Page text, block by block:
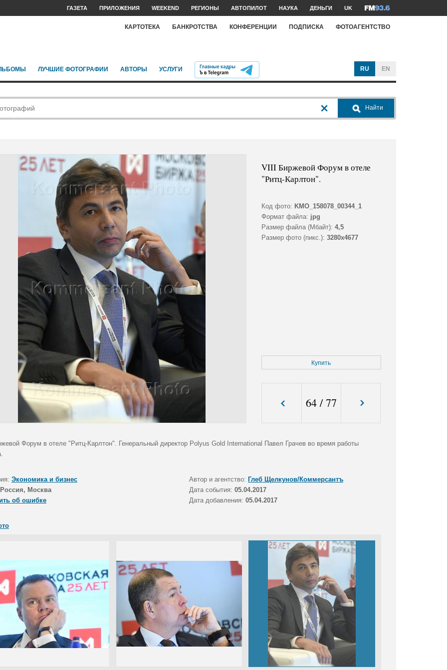
ГАЗЕТА ПРИЛОЖЕНИЯ WEEKEND РЕГИОНЫ АВТОПИЛОТ НАУКА ДЕНЬГИ UK
КАРТОТЕКА БАНКРОТСТВА КОНФЕРЕНЦИИ ПОДПИСКА ФОТОАГЕНТСТВО
ЛУЧШИЕ ФОТОГРАФИИ АВТОРЫ УСЛУГИ RU EN
Найти
VIII Биржевой Форум в отеле
"Ритц-Карлтон".
Код фото: KMO_158078_00344_1
Формат файла: jpg
Размер файла (Мбайт): 4,5
Размер фото (пикс.): 3280x4677
Купить
64/77
Форум в отеле "Ритц-Карлтон". Генеральный директор Polyus Gold International Павел Грачев во время работы
Экономика и бизнес Автор и агентство: Глеб Щелкунов/Коммерсантъ
Россия, Москва Дата события: 05.04.2017
об ошибке
Дата добавления: 05.04.2017